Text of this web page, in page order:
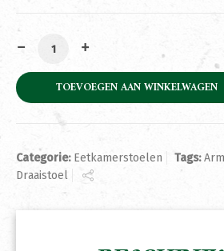
Armstoel Fleur Grijs Blauw
TOEVOEGEN AAN WINKELWAGEN
Categorie: Eetkamerstoelen Tags:
Draaistoel